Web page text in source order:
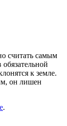
считать самым
к земле.
он лишен
.